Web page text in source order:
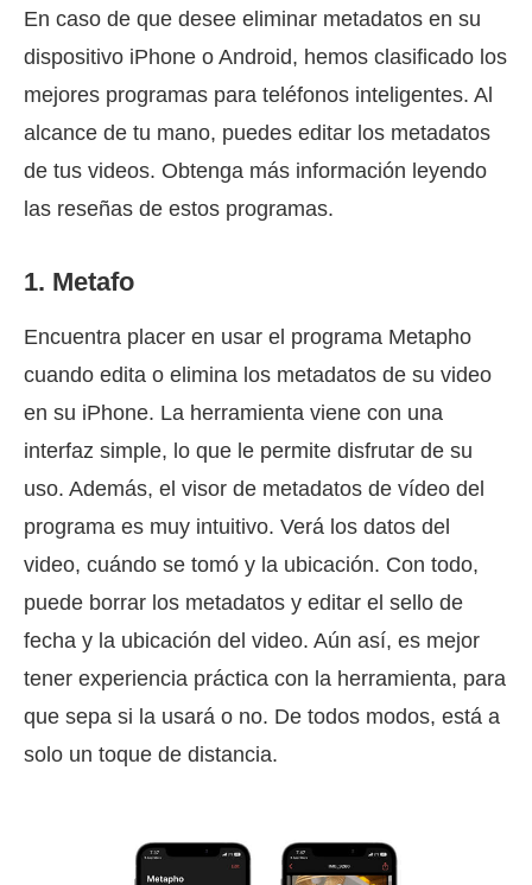
En caso de que desee eliminar metadatos en su
dispositivo iPhone o Android, hemos clasificado los
mejores programas para teléfonos inteligentes. Al
alcance de tu mano, puedes editar los metadatos
de tus videos. Obtenga más información leyendo
las reseñas de estos programas.
1. Metafo
Encuentra placer en usar el programa Metapho
cuando edita o elimina los metadatos de su video
en su iPhone. La herramienta viene con una
interfaz simple, lo que le permite disfrutar de su
uso. Además, el visor de metadatos de vídeo del
programa es muy intuitivo. Verá los datos del
video, cuándo se tomó y la ubicación. Con todo,
puede borrar los metadatos y editar el sello de
fecha y la ubicación del video. Aún así, es mejor
tener experiencia práctica con la herramienta, para
que sepa si la usará o no. De todos modos, está a
solo un toque de distancia.